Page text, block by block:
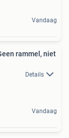
Vandaag
rammel, niet
Details
Vandaag